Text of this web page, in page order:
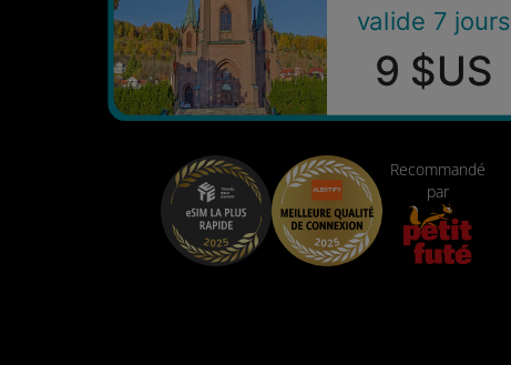
valide 7 jours
9 $US
Recommandé
par